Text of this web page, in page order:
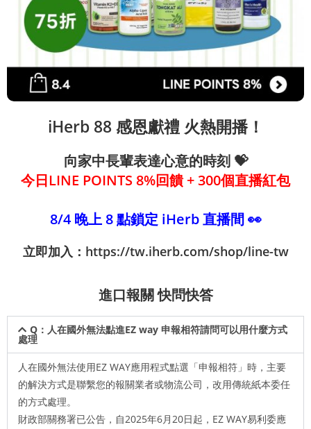
iHerb 88 感恩獻禮 火熱開播！
向家中長輩表達心意的時刻 💝
今日LINE POINTS 8%回饋 + 300個直播紅包
8/4 晚上 8 點鎖定 iHerb 直播間 👀
立即加入： https://tw.iherb.com/shop/line-tw
進口報關 快問快答
Q：人在國外無法點進EZ way 申報相符請問可以用什麼方式
處理
人在國外無法使用EZ WAY應用程式點選「申報相符」時，主要
的解決方式是聯繫您的報關業者或物流公司，改用傳統紙本委任
的方式處理。
財政部關務署已公告，自2025年6月20日起，EZ WAY易利委應